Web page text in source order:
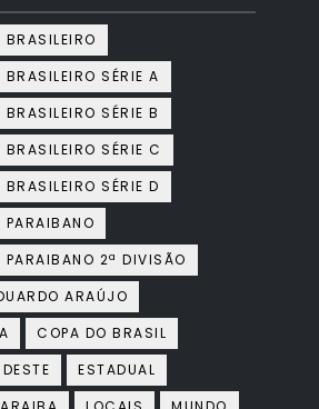
BRASILEIRO
SÉRIE A
SÉRIE B
SÉRIE C
SÉRIE D
PARAIBANO
PARAIBANO 2ª DIVISÃO
ARAÚJO
COPA DO BRASIL
ESTADUAL